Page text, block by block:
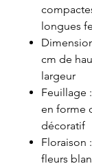
longues
cm de
largeur
Feuillage
en forme
décoratif
Floraison
fleurs